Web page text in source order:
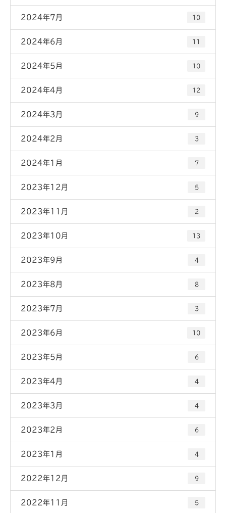
2024年7月 10
2024年6月 11
2024年5月 10
2024年4月 12
2024年3月 9
2024年2月 3
2024年1月 7
2023年12月 5
2023年11月 2
2023年10月 13
2023年9月 4
2023年8月 8
2023年7月 3
2023年6月 10
2023年5月 6
2023年4月 4
2023年3月 4
2023年2月 6
2023年1月 4
2022年12月 9
2022年11月 5